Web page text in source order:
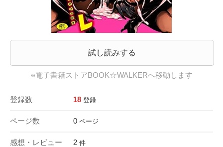
試し読みする
※電子書籍ストアBOOK☆WALKERへ移動します
登録数 18 登録
ページ数 0 ページ
感想・レビュー 2 件